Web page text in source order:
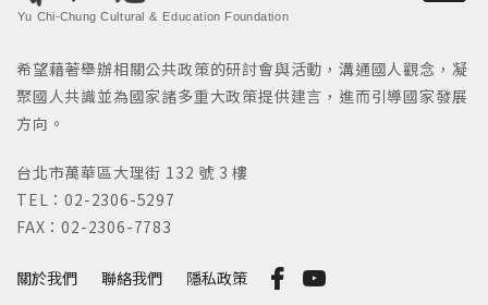
Yu Chi-Chung Cultural & Education Foundation
關於我們 聯絡我們 隱私政策
希望藉著舉辦相關公共政策的研討會與活動，溝通國人觀念，凝
聚國人共識並為國家諸多重大政策提供建言，進而引導國家發展
方向。
台北市萬華區大理街 132 號 3 樓
TEL：02-2306-5297
FAX：02-2306-7783